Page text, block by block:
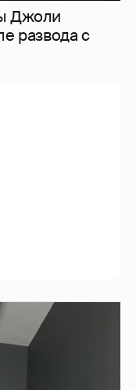
Джоли
развода с
Наталья
в "голых"